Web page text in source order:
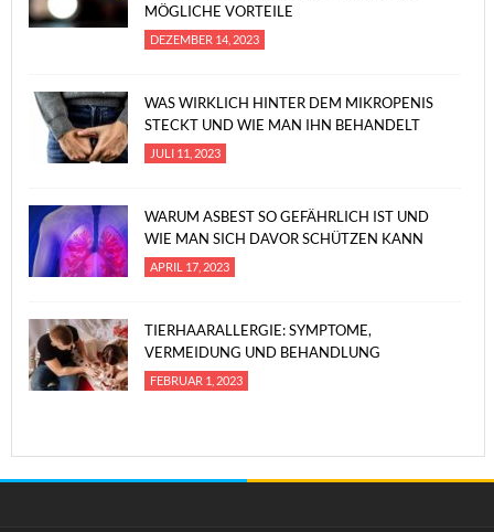
MÖGLICHE VORTEILE
DEZEMBER 14, 2023
WAS WIRKLICH HINTER DEM MIKROPENIS
STECKT UND WIE MAN IHN BEHANDELT
JULI 11, 2023
WARUM ASBEST SO GEFÄHRLICH IST UND
WIE MAN SICH DAVOR SCHÜTZEN KANN
APRIL 17, 2023
TIERHAARALLERGIE: SYMPTOME,
VERMEIDUNG UND BEHANDLUNG
FEBRUAR 1, 2023